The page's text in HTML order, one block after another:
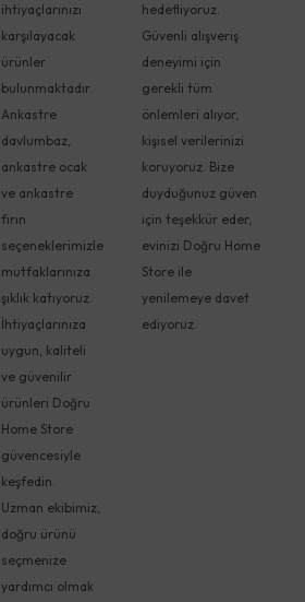
ihtiyaçlarınızı
karşılayacak
ürünler
bulunmaktadır.
Ankastre
davlumbaz,
ankastre ocak
ve ankastre
fırın
seçeneklerimizle
mutfaklarınıza
şıklık katıyoruz.
İhtiyaçlarınıza
uygun, kaliteli
ve güvenilir
ürünleri Doğru
Home Store
güvencesiyle
keşfedin.
Uzman ekibimiz,
doğru ürünü
seçmenize
yardımcı olmak
hedefliyoruz.
Güvenli alışveriş
deneyimi için
gerekli tüm
önlemleri alıyor,
kişisel verilerinizi
koruyoruz. Bize
duyduğunuz güven
için teşekkür eder,
evinizi Doğru Home
Store ile
yenilemeye davet
ediyoruz.